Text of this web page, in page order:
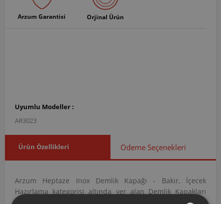
Arzum Garantisi Orjinal Ürün
Uyumlu Modeller :
AR3023
Ürün Özellikleri Ödeme Seçenekleri
Arzum Heptaze Inox Demlik Kapağı - Bakır, İçecek
Hazırlama kategorisi altında yer alan Demlik Kapakları